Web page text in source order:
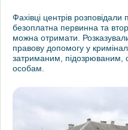
Фахівці центрів
безоплатна первинна та
можна отримати.
правову допомогу у
затриманим, підозрюваним,
особам.